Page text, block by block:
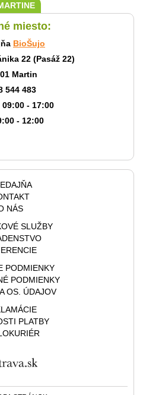
miesto:
BioŠujo
22 (Pasáž 22)
Martin
544 483
09:00 - 17:00
- 12:00
NÁS
SLUŽBY
PODMIENKY
PODMIENKY
OS. ÚDAJOV
PLATBY